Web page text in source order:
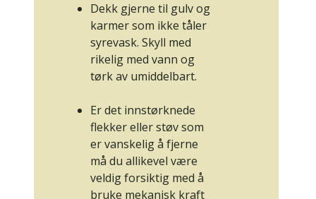
Dekk gjerne til gulv og
karmer som ikke tåler
syrevask. Skyll med
rikelig med vann og
tørk av umiddelbart.
Er det innstørknede
flekker eller støv som
er vanskelig å fjerne
må du allikevel være
veldig forsiktig med å
bruke mekanisk kraft